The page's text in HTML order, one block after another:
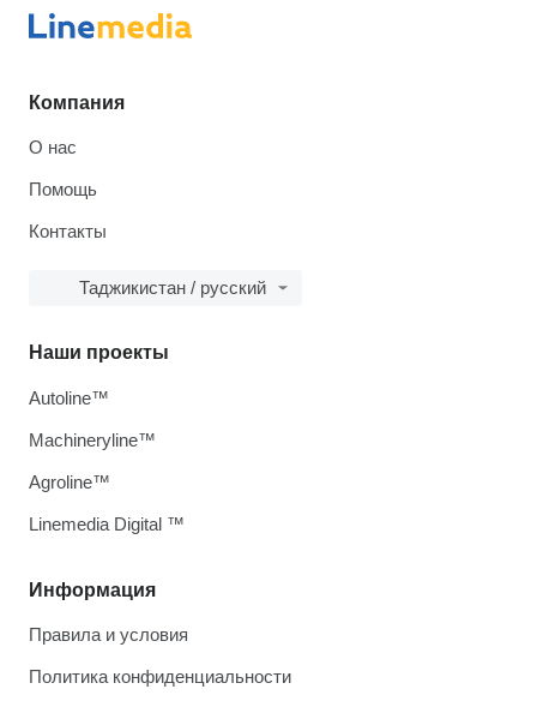
Компания
О нас
Помощь
Контакты
Таджикистан / русский
Информация
Правила и условия
Политика конфиденциальности
Наши проекты
Autoline™
Machineryline™
Agroline™
Linemedia Digital ™